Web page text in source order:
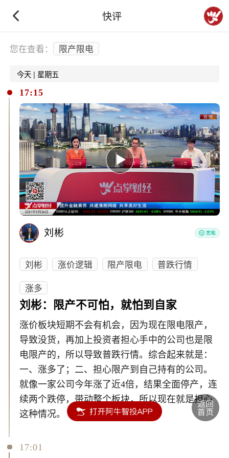
快评
下拉刷新
您在查看： 限产限电
今天 | 星期五
17:15
刘彬
刘彬 涨价逻辑 限产限电
普跌行情
涨多
刘彬：限产不可怕，就怕到自家
涨价板块短期不会有机会，因为现在限电限产，
导致没货，再加上投资者担心手中的公司也是限
电限产的，所以导致普跌行情。综合起来就是：
一、涨多了；二、担心限产到自己持有的公司。
就像一家公司今年涨了近4倍，结果全面停产，连
续两个跌停，带动整个板块，所以现在就是担心
这种情况。
17:01